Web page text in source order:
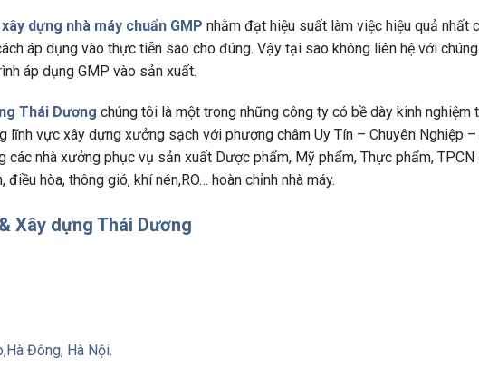
dựng nhà máy chuẩn GMP nhằm đạt hiệu suất làm việc hiệu quả nhất
áp dụng vào thực tiễn sao cho đúng. Vậy tại sao không liên hệ với
áp dụng GMP vào sản xuất.
Thái Dương chúng tôi là một trong những công ty có bề dày kinh nghiệm
lĩnh vực xây dựng xưởng sạch với phương châm Uy Tín – Chuyên Nghiệp –
các nhà xưởng phục vụ sản xuất Dược phẩm, Mỹ phẩm, Thực phẩm,
hòa, thông gió, khí nén,RO… hoàn chỉnh nhà máy.
Xây dựng Thái Dương
Đông, Hà Nội.